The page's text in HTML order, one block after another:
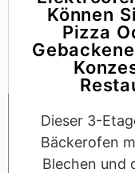
Können
Pizza
Dieser 3-
Bäckerofen
Blechen und